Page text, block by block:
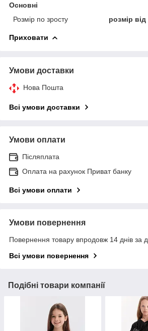
Основні
Розмір по зросту
розмір
Приховати
Умови доставки
Нова Пошта
Всі умови доставки
Умови оплати
Післяплата
Оплата на рахунок Приват банку
Всі умови оплати
Умови повернення
Повернення товару впродовж 14 днів за
Всі умови повернення
Подібні товари компанії